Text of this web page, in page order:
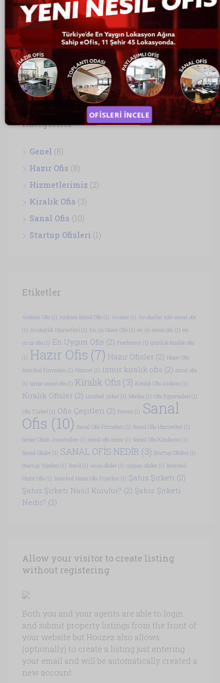
LİMİTED ŞİRKETİN ÖZELLİKLERİ
SANAL OFİS NEDİR?
ANKARA SANAL OFİS
EN UYGUN KİRALIK OFİSLER
Kategoriler
Genel (8)
Hazır Ofis (8)
Hizmetlerimiz (2)
Kiralık Ofis (3)
Sanal Ofis (10)
Startup Ofisleri (1)
Etiketler
Ankara Ofis (1) Ankara Sanal Ofis (1) Avukat (1) Avukatlar için sanal ofis
(1) Avukatlık Hizmetleri (1) En iyi Hazır Ofis (1) en iyi sanal ofis (1) en
ucuz ofis (1) En Uygun Ofis (2) Freelancer (1) günlük kiralık ofis
(1) Hazır Ofis (7) Hazır Ofisler (2) Hazır Ofis
İstanbul Firmaları (1) Hizmet (1) izmir kiralık ofis (2) izmir ofis
(1) izmir sanal ofis (1) Kiralık Ofis (3) Kiralık Ofis Ankara (1)
Kiralık Ofisler (2) Limited Şirket (1) Marka (1) Ofis Egzersizleri (1)
Ofis Türleri (1) Ofis Çeşitleri (2) Patent (1) Sanal
Ofis (10) Sanal Ofis Firmaları (1) Sanal Ofis Hizmetleri (1)
Sanal Ofisin Avantajları (1) sanal ofis izmir (1) Sanal Ofis Kiralama (1)
Sanal Ofisler (1) SANAL OFİS NEDİR (3) Startup Ofisleri (1)
Startup Vizeleri (1) Tescil (1) ucuz ofisler (1) uygun ofisler (1) İstanbul
Hazır Ofis (1) İstanbul Hazır Ofis Fiyatları (1) Şahıs Şirketi (2)
Şahıs Şirketi Nasıl Kurulur? (2) Şahıs Şirketi
Nedir? (2)
Allow your visitor to create listing
without registering
Both you and your agents are able to login
and submit property listings from the front of
your website but Houzez also allows
(optionally) to create a listing just entering
your email and will be automatically created a
new account.
OFİSLERİ İNCELE